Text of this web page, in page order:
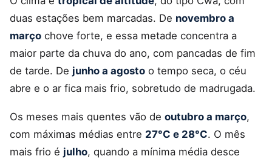
duas estações bem marcadas. De novembro a
março chove forte, e essa metade concentra a
maior parte da chuva do ano, com pancadas de fim
de tarde. De junho a agosto o tempo seca, o céu
abre e o ar fica mais frio, sobretudo de madrugada.
Os meses mais quentes vão de outubro a março,
com máximas médias entre 27°C e 28°C. O mês
mais frio é julho, quando a mínima média desce